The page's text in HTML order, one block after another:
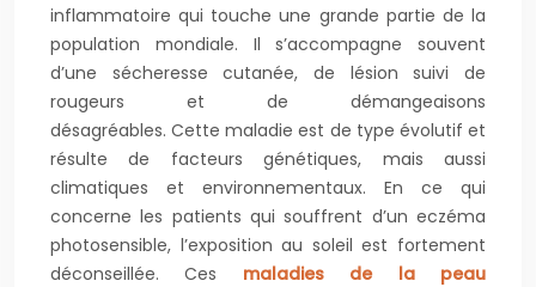
inflammatoire qui touche une grande partie de la
population mondiale. Il s’accompagne souvent
d’une sécheresse cutanée, de lésion suivi de
rougeurs et de démangeaisons
désagréables. Cette maladie est de type évolutif et
résulte de facteurs génétiques, mais aussi
climatiques et environnementaux. En ce qui
concerne les patients qui souffrent d’un eczéma
photosensible, l’exposition au soleil est fortement
déconseillée. Ces maladies de la peau